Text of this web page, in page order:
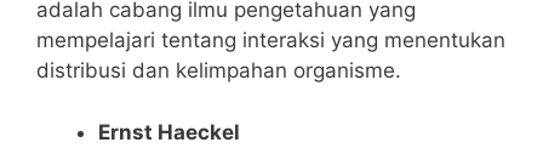
adalah cabang ilmu pengetahuan yang
mempelajari tentang interaksi yang menentukan
distribusi dan kelimpahan organisme.
Ernst Haeckel